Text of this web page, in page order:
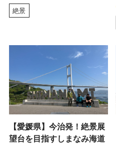
絶景
【愛媛県】今治発！絶景展
望台を目指すしまなみ海道